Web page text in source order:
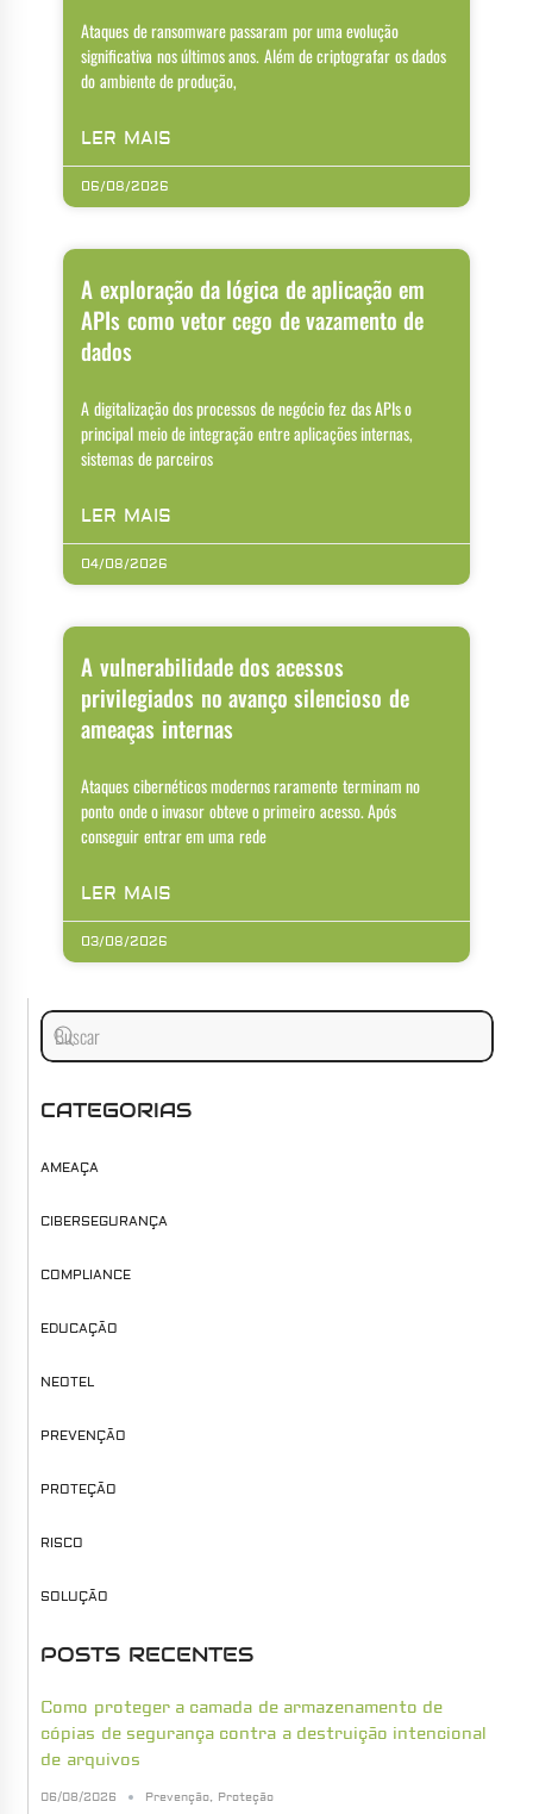
Ataques de ransomware passaram por uma evolução
significativa nos últimos anos. Além de criptografar os dados
do ambiente de produção,
LER MAIS
06/08/2026
A exploração da lógica de aplicação em
APIs como vetor cego de vazamento de
dados
A digitalização dos processos de negócio fez das APIs o
principal meio de integração entre aplicações internas,
sistemas de parceiros
LER MAIS
04/08/2026
A vulnerabilidade dos acessos
privilegiados no avanço silencioso de
ameaças internas
Ataques cibernéticos modernos raramente terminam no
ponto onde o invasor obteve o primeiro acesso. Após
conseguir entrar em uma rede
LER MAIS
03/08/2026
CATEGORIAS
AMEAÇA
CIBERSEGURANÇA
COMPLIANCE
EDUCAÇÃO
NEOTEL
PREVENÇÃO
PROTEÇÃO
RISCO
SOLUÇÃO
POSTS RECENTES
Como proteger a camada de armazenamento de
cópias de segurança contra a destruição intencional
de arquivos
06/08/2026 Prevenção, Proteção